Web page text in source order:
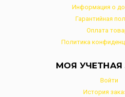
Информация о
Гарантийная
Оплата
Политика
МОЯ УЧЕТНАЯ
Войти
История